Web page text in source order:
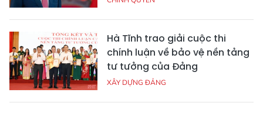
Hà Tĩnh trao giải cuộc thi
chính luận về bảo vệ nền tảng
tư tưởng của Đảng
XÂY DỰNG ĐẢNG